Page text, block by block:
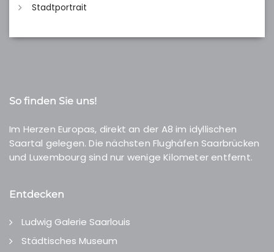
Stadtportrait
So finden Sie uns!
Im Herzen Europas, direkt an der A8 im idyllischen
Saartal gelegen. Die nächsten Flughäfen Saarbrücken
und Luxembourg sind nur wenige Kilometer entfernt.
Entdecken
Ludwig Galerie Saarlouis
Städtisches Museum